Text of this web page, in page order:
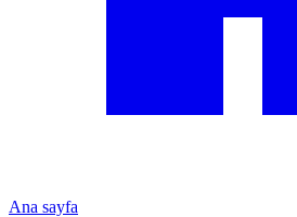
Ana sayfa